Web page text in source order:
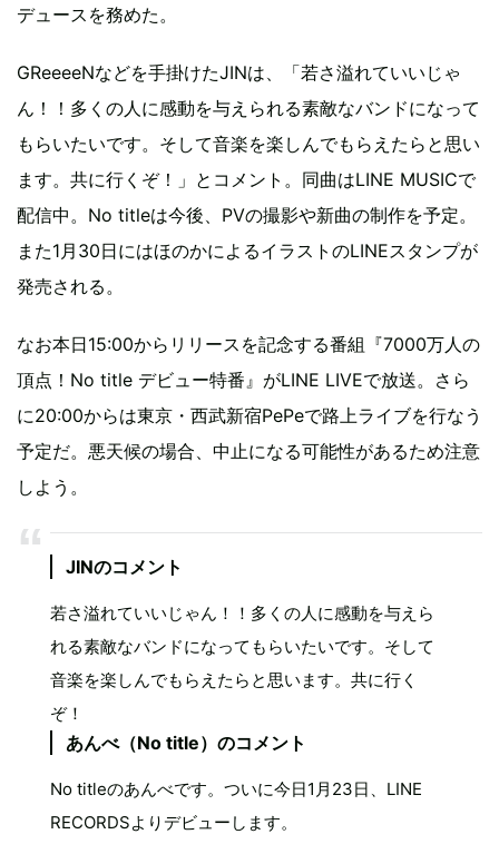
デュースを務めた。
GReeeeNなどを手掛けたJINは、「若さ溢れていいじゃ
ん！！多くの人に感動を与えられる素敵なバンドになって
もらいたいです。そして音楽を楽しんでもらえたらと思い
ます。共に行くぞ！」とコメント。同曲はLINE MUSICで
配信中。No titleは今後、PVの撮影や新曲の制作を予定。
また1月30日にはほのかによるイラストのLINEスタンプが
発売される。
なお本日15:00からリリースを記念する番組『7000万人の
頂点！No title デビュー特番』がLINE LIVEで放送。さら
に20:00からは東京・西武新宿PePeで路上ライブを行なう
予定だ。悪天候の場合、中止になる可能性があるため注意
しよう。
JINのコメント
若さ溢れていいじゃん！！多くの人に感動を与えら
れる素敵なバンドになってもらいたいです。そして
音楽を楽しんでもらえたらと思います。共に行く
ぞ！
あんべ（No title）のコメント
No titleのあんべです。ついに今日1月23日、LINE
RECORDSよりデビューします。